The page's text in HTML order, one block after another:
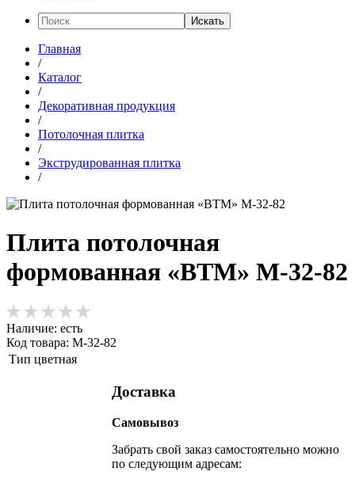
Искать
Главная
/
Каталог
/
Декоративная продукция
/
Потолочная плитка
/
Экструдированная плитка
/
Плита потолочная
формованная «ВТМ» М-32-82
Наличие: есть
Код товара: М-32-82
Тип цветная
Доставка
Самовывоз
Забрать свой заказ самостоятельно можно
по следующим адресам: